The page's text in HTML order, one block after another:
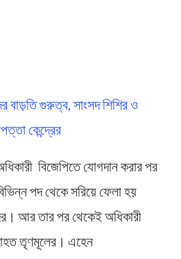
বাড়তি গুরুত্ব, সাংসদ শিশির ও
কেন্দ্রের
বিজেপিতে যোগদান করার পর
পদ থেকে সরিয়ে ফেলা হয়
আর তার প‍র থেকেই অধিকারী
তৃণমূলের। এহেন